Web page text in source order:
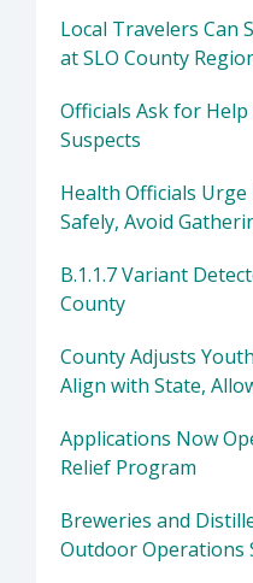
Local Travelers Can
at SLO County
Officials Ask for
Suspects
Health Officials
Safely, Avoid
B.1.1.7 Variant
County
County Adjusts
Align with State,
Applications Now
Relief Program
Breweries and
Outdoor Operations